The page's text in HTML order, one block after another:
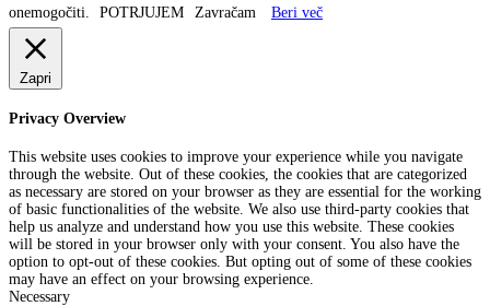
onemogočiti.
POTRJUJEM Zavračam Beri več
Zapri
Privacy Overview
This website uses cookies to improve your experience while you navigate
through the website. Out of these cookies, the cookies that are categorized
as necessary are stored on your browser as they are essential for the working
of basic functionalities of the website. We also use third-party cookies that
help us analyze and understand how you use this website. These cookies
will be stored in your browser only with your consent. You also have the
option to opt-out of these cookies. But opting out of some of these cookies
may have an effect on your browsing experience.
Necessary